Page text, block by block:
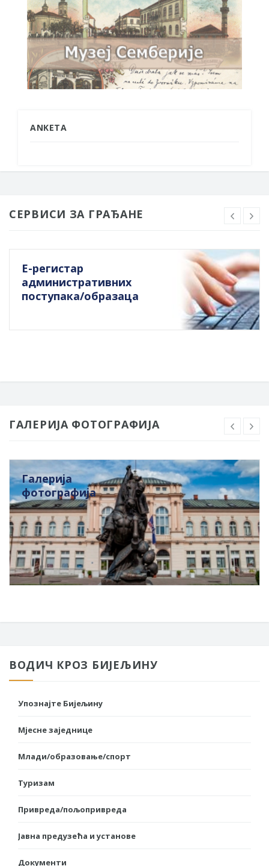
ANKETA
СЕРВИСИ ЗА ГРАЂАНЕ
Е-регистар
административних
поступака/образаца
ГАЛЕРИЈА ФОТОГРАФИЈА
Галерија
фотографија
ВОДИЧ КРОЗ БИЈЕЉИНУ
Упознајте Бијељину
Мјесне заједнице
Млади/образовање/спорт
Туризам
Привреда/пољопривреда
Јавна предузећа и установе
Документи